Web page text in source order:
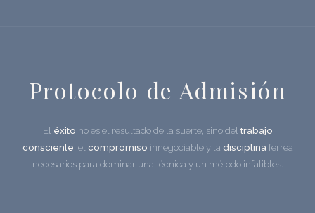
Protocolo de Admisión
El éxito no es el resultado de la suerte, sino del trabajo
consciente, el compromiso innegociable y la disciplinaférrea
necesarios para dominar una técnica y un método infalibles.